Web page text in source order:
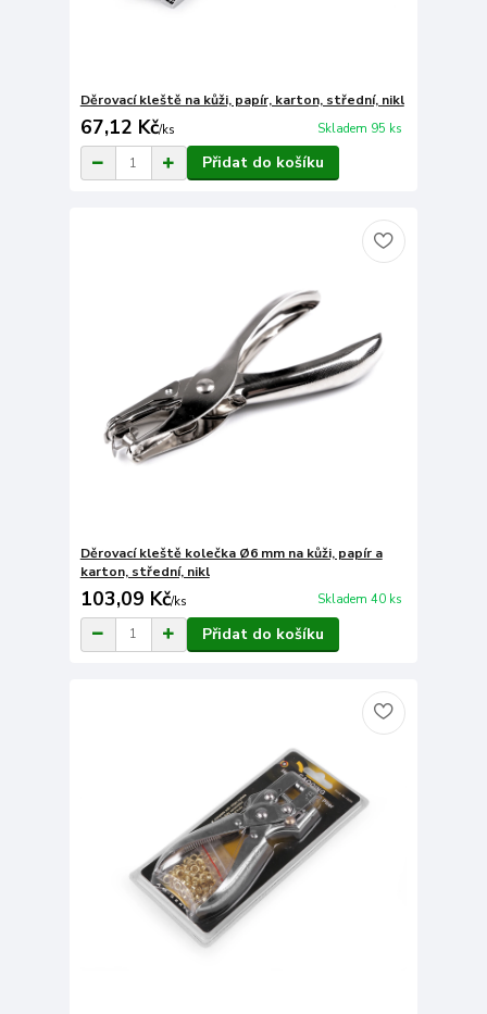
Děrovací kleště na kůži, papír, karton, střední, nikl
67,12 Kč/ks Skladem 95 ks
Přidat do košíku
Děrovací kleště kolečka Ø6 mm na kůži, papír a
karton, střední, nikl
103,09 Kč/ks Skladem 40 ks
Přidat do košíku